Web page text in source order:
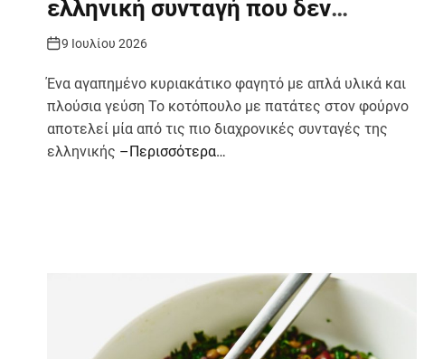
ελληνική συνταγή που δεν
αποτυγχάνει ποτέ
9 Ιουλίου 2026
Ένα αγαπημένο κυριακάτικο φαγητό με απλά υλικά και
πλούσια γεύση Το κοτόπουλο με πατάτες στον φούρνο
αποτελεί μία από τις πιο διαχρονικές συνταγές της
ελληνικής –Περισσότερα…